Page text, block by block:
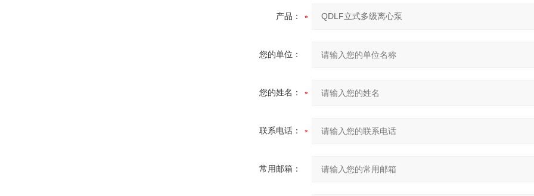
产品：
您的单位：
您的姓名：
联系电话：
常用邮箱：